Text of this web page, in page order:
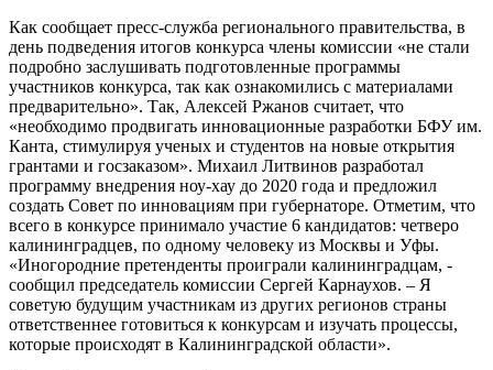
Как сообщает пресс-служба регионального правительства, в
день подведения итогов конкурса члены комиссии «не стали
подробно заслушивать подготовленные программы
участников конкурса, так как ознакомились с материалами
предварительно». Так, Алексей Ржанов считает, что
«необходимо продвигать инновационные разработки БФУ им.
Канта, стимулируя ученых и студентов на новые открытия
грантами и госзаказом». Михаил Литвинов разработал
программу внедрения ноу-хау до 2020 года и предложил
создать Совет по инновациям при губернаторе. Отметим, что
всего в конкурсе принимало участие 6 кандидатов: четверо
калининградцев, по одному человеку из Москвы и Уфы.
«Иногородние претенденты проиграли калининградцам, -
сообщил председатель комиссии Сергей Карнаухов. – Я
советую будущим участникам из других регионов страны
ответственнее готовиться к конкурсам и изучать процессы,
которые происходят в Калининградской области».